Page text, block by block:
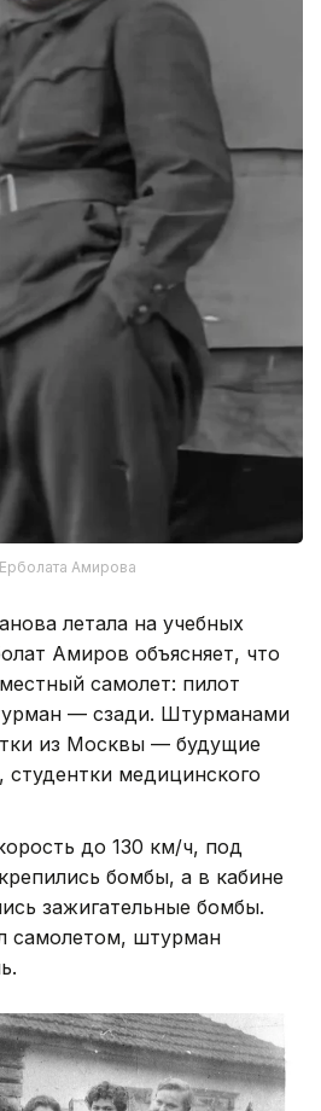
Амирова
летала на учебных
Амиров объясняет, что
самолет: пилот
— сзади. Штурманами
из Москвы — будущие
студентки медицинского
до 130 км/ч, под
бомбы, а в кабине
зажигательные бомбы.
самолетом, штурман